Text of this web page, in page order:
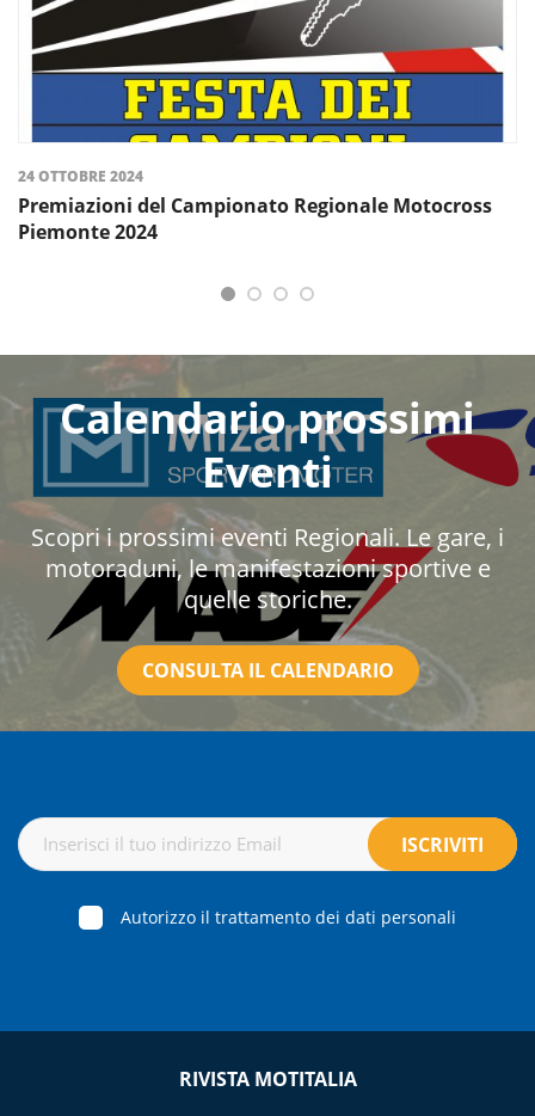
24 OTTOBRE 2024
Premiazioni del Campionato Regionale Motocross
Piemonte 2024
Calendario prossimi
Eventi
Scopri i prossimi eventi Regionali. Le gare, i
motoraduni, le manifestazioni sportive e
quelle storiche.
CONSULTA IL CALENDARIO
Autorizzo il trattamento dei dati personali
RIVISTA MOTITALIA